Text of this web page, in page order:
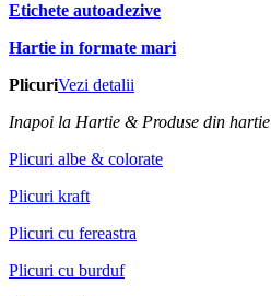
Etichete autoadezive
Hartie in formate mari
PlicuriVezi detalii
Inapoi la Hartie & Produse din hartie
Plicuri albe & colorate
Plicuri kraft
Plicuri cu fereastra
Plicuri cu burduf